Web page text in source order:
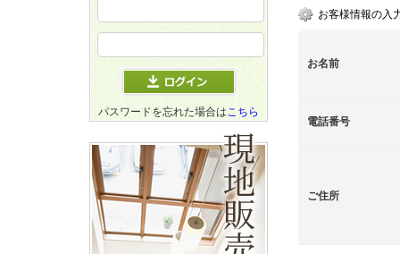
お客様情報の入
お名前
電話番号
ご住所
パスワードを忘れた場合はこちら